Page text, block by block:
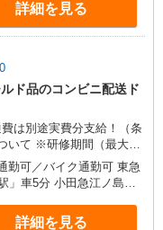
詳細を見る
ド品のコンビニ配送ド
は別途実費分支給！（条
いて ※研修期間（最大2
（日収8,100円〜）とな
勤可／バイク通勤可 東急
」車5分 小田急江ノ島線
詳細を見る